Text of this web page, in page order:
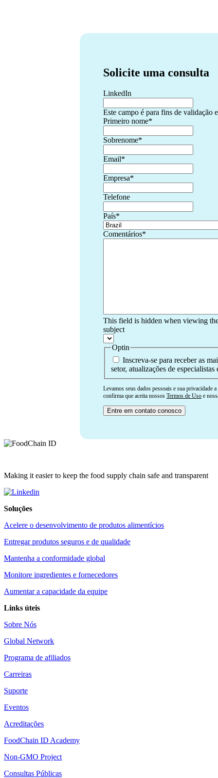
Solicite uma consulta
LinkedIn
Este campo é para fins de validação
Primeiro nome*
Sobrenome*
Email*
Empresa*
Telefone
País*
Comentários*
This field is hidden when viewing
subject
Optin
Inscreva-se para receber as
setor, atualizações de especialistas
Levamos seus dados pessoais e sua privacidade
confirma que aceita nossos Termos de Uso e
Making it easier to keep the food supply chain safe and transparent
Soluções
Acelere o desenvolvimento de produtos alimentícios
Entregar produtos seguros e de qualidade
Mantenha a conformidade global
Monitore ingredientes e fornecedores
Aumentar a capacidade da equipe
Links úteis
Sobre Nós
Global Network
Programa de afiliados
Carreiras
Suporte
Eventos
Acreditações
FoodChain ID Academy
Non-GMO Project
Consultas Públicas